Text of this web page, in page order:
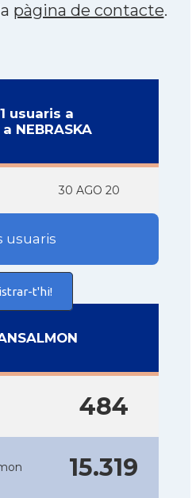
pàgina de contacte.
usuaris a
NEBRASKA
30 AGO 20
usuaris
t'hi!
484
15.319